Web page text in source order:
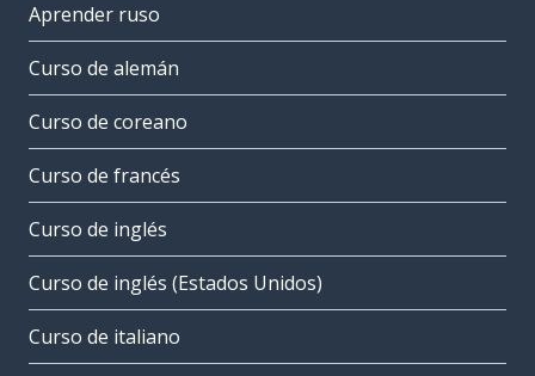
Aprender ruso
Curso de alemán
Curso de coreano
Curso de francés
Curso de inglés
Curso de inglés (Estados Unidos)
Curso de italiano